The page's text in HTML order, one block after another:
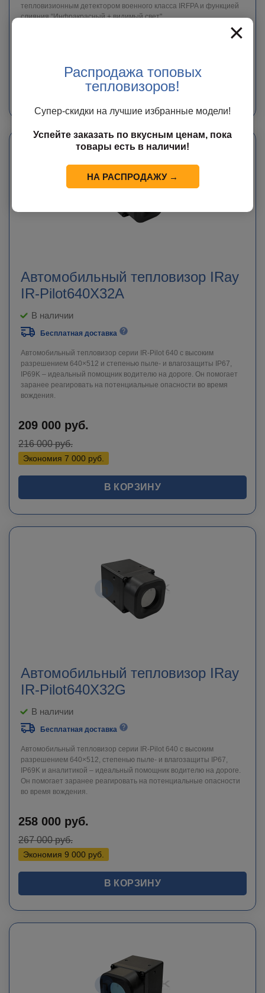
тепловизионным детектором военного класса IRFPA и функцией
слияния “Инфракрасный + видимый свет"
ЗАКАЗАТЬ
Мы свяжемся с Вами в ближайшее время с точной информацией о сроке
Автомобильный тепловизор IRay
IR-Pilot640X32A
В наличии
Бесплатная доставка
Автомобильный тепловизор серии IR-Pilot 640 с высоким
разрешением 640×512 и степенью пыле- и влагозащиты IP67,
IP69K – идеальный помощник водителю на дороге. Он помогает
заранее реагировать на потенциальные опасности во время
вождения.
209 000 руб.
216 000руб.
Экономия 7 000 руб.
В КОРЗИНУ
Автомобильный тепловизор IRay
IR-Pilot640X32G
В наличии
Бесплатная доставка
Автомобильный тепловизор серии IR-Pilot 640 с высоким
разрешением 640×512, степенью пыле- и влагозащиты IP67,
IP69K и аналитикой – идеальный помощник водителю на дороге.
Он помогает заранее реагировать на потенциальные опасности
во время вождения.
258 000 руб.
267 000руб.
Экономия 9 000 руб.
В КОРЗИНУ
×
Распродажа топовых
тепловизоров!
Супер-скидки на лучшие избранные модели!
Успейте заказать по вкусным ценам, пока
товары есть в наличии!
НА РАСПРОДАЖУ →